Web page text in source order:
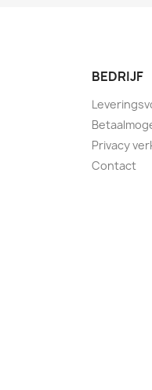
BEDRIJF
Privacy
Contact